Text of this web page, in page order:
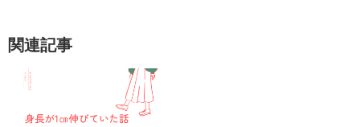
関連記事